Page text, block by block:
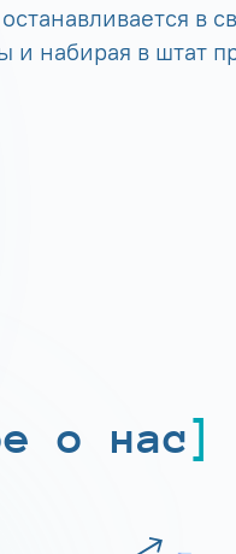
в
и набирая в штат
о нас